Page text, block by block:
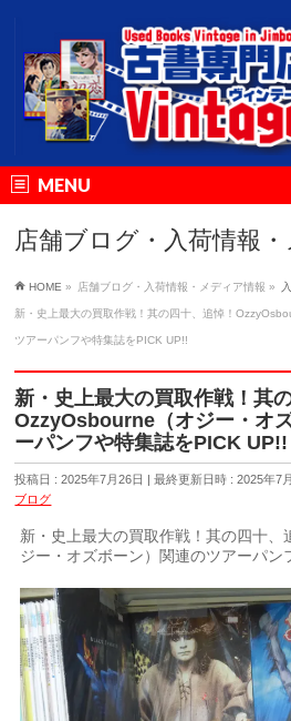
MENU
店舗ブログ・入荷情報
HOME » 店舗ブログ・入荷情報・メディア情報 »
新・史上最大の買取作戦！其の四十、追悼！
ツアーパンフや特集誌をPICK UP!!
新・史上最大の買取作戦！其
OzzyOsbourne（オジー・オ
ーパンフや特集誌をPICK UP!!
投稿日 : 2025年7月26日 最終更新日時 : 2025年7
ブログ
新・史上最大の買取作戦！其の四十
ジー・オズボーン）関連のツアーパン